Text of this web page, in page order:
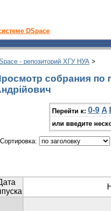
DSpace
- репозиторий ХГУ НУА >
собрания по
Перейти к: 0-9 A
или введите
Сортировка: